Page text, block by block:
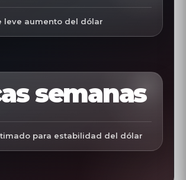
leve aumento del dólar
semanas
para estabilidad del dólar